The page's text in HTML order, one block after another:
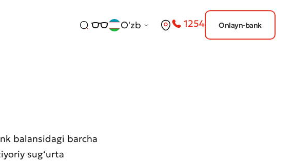
O'zb 1254 Onlayn-bank
balansidagi barcha
sug‘urta